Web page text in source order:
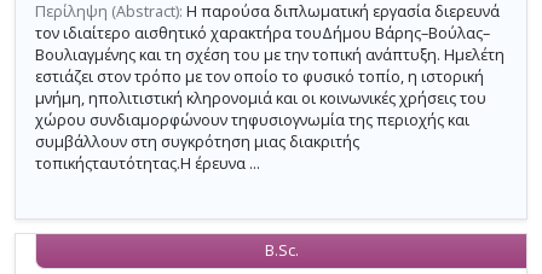
Περίληψη (Abstract): Η παρούσα διπλωματική εργασία διερευνά
τον ιδιαίτερο αισθητικό χαρακτήρα τουΔήμου Βάρης–Βούλας–
Βουλιαγμένης και τη σχέση του με την τοπική ανάπτυξη. Ημελέτη
εστιάζει στον τρόπο με τον οποίο το φυσικό τοπίο, η ιστορική
μνήμη, ηπολιτιστική κληρονομιά και οι κοινωνικές χρήσεις του
χώρου συνδιαμορφώνουν τηφυσιογνωμία της περιοχής και
συμβάλλουν στη συγκρότηση μιας διακριτής
τοπικήςταυτότητας.Η έρευνα ...
B.Sc.